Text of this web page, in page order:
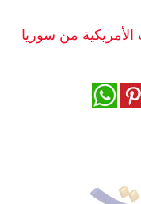
وموسيقى
من سوريا